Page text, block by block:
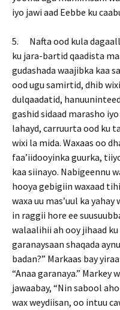
iyo jawi aad Eebbe ku
5. Nafta ood kula
ku jara-bartid qaadista
gudashada waajibka kaa
ood ugu samirtid, dhib
dulqaadatid,
gashid sidaad marasho
lahayd, carruurta ood ku
wixi la mida. Waxaas oo
faa’iidooyinka guurka,
kaa siinayo. Nabigeennu
hooya gebigiin waxaad
waxa uu mas’uul ka yahay
in raggii hore ee
walaalihii ah ooy jihaad ku
garanaysaan shaqada
badan?” Markaas bay
“Anaa garanaya.” Markey
jawaabay, “Nin sabool
wax weydiisan, oo intuu